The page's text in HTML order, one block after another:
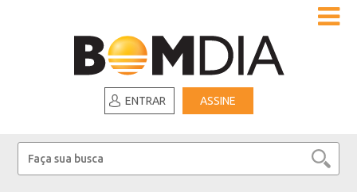
ENTRAR ASSINE